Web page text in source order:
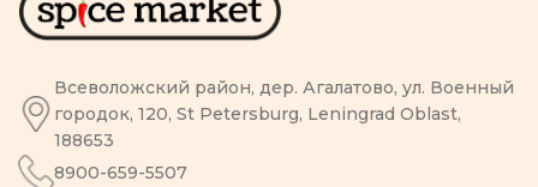
Всеволожский район, дер. Агалатово, ул. Военный
городок, 120, St Petersburg, Leningrad Oblast,
188653
8900-659-5507